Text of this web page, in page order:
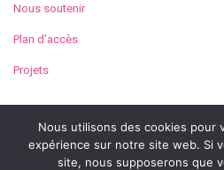
Nous soutenir
Plan d’accès
Projets
© Maison de la Culture et des Loisirs de
Nous utilisons des cookies pour
expérience sur notre site web. Si
site, nous supposerons que